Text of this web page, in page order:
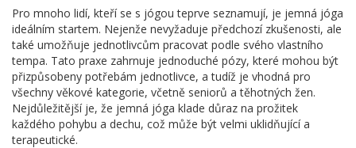
Pro mnoho lidí, kteří se s jógou teprve seznamují, je jemná jóga
ideálním startem. Nejenže nevyžaduje předchozí zkušenosti, ale
také umožňuje jednotlivcům pracovat podle svého vlastního
tempa. Tato praxe zahrnuje jednoduché pózy, které mohou být
přizpůsobeny potřebám jednotlivce, a tudíž je vhodná pro
všechny věkové kategorie, včetně seniorů a těhotných žen.
Nejdůležitější je, že jemná jóga klade důraz na prožitek
každého pohybu a dechu, což může být velmi uklidňující a
terapeutické.